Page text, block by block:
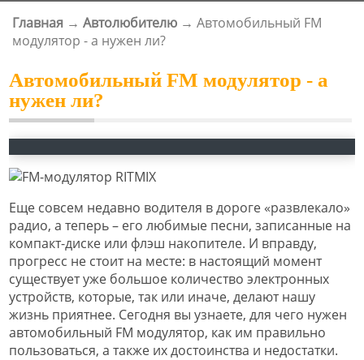
ВЫ ЗДЕСЬ
Главная → Автолюбителю → Автомобильный FM
модулятор - а нужен ли?
Автомобильный FM модулятор - а
нужен ли?
Еще совсем недавно водителя в дороге «развлекало»
радио, а теперь – его любимые песни, записанные на
компакт-диске или флэш накопителе. И вправду,
прогресс не стоит на месте: в настоящий момент
существует уже большое количество электронных
устройств, которые, так или иначе, делают нашу
жизнь приятнее. Сегодня вы узнаете, для чего нужен
автомобильный FM модулятор, как им правильно
пользоваться, а также их достоинства и недостатки.